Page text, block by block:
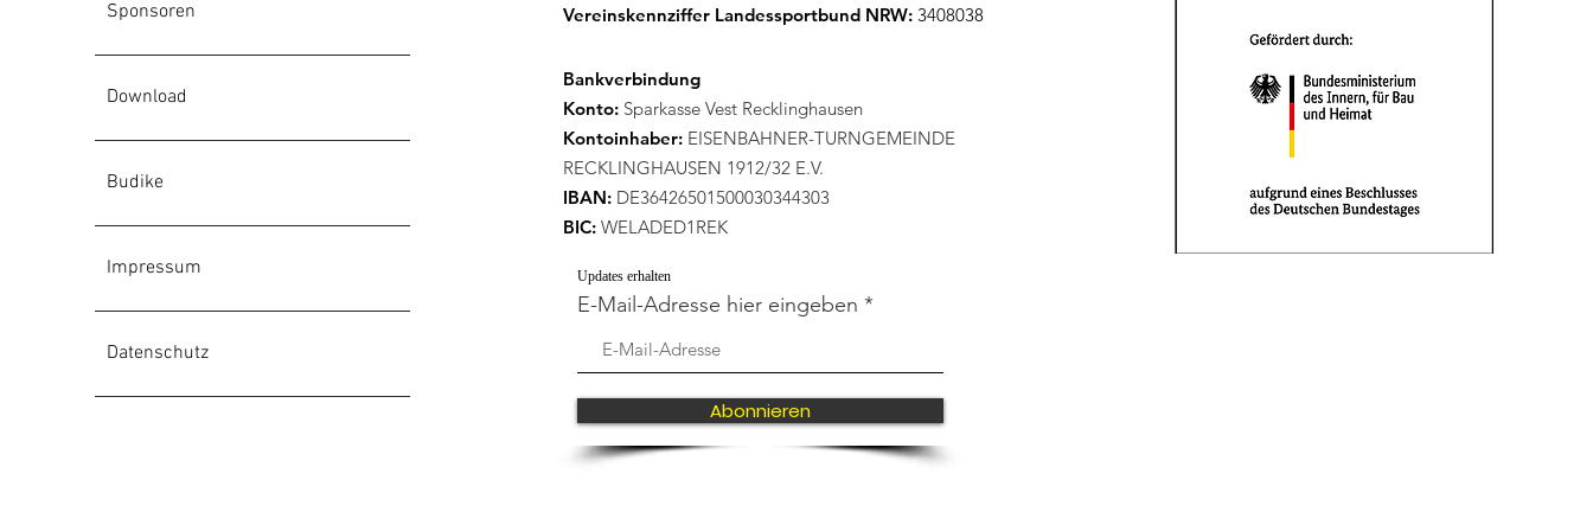
Sponsoren
Download
Budike
Impressum
Datenschutz
Vereinskennziffer Landessportbund NRW:3408038
Bankverbindung
Konto: Sparkasse Vest Recklinghausen
Kontoinhaber: EISENBAHNER-TURNGEMEINDE
RECKLINGHAUSEN 1912/32 E.V.
IBAN: DE36426501500030344303
BIC:WELADED1REK
Updates erhalten
E-Mail-Adresse hier eingeben
Abonnieren